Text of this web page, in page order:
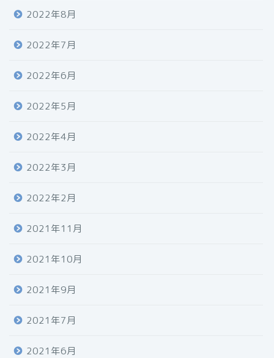
2022年8月
2022年7月
2022年6月
2022年5月
2022年4月
2022年3月
2022年2月
2021年11月
2021年10月
2021年9月
2021年7月
2021年6月